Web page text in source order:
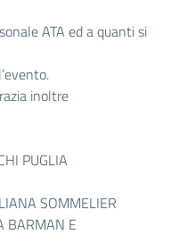
ATA ed a quanti si
inoltre
PUGLIA
SOMMELIER
BARMAN E